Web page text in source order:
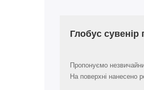
Глобус
Пропонуємо
На поверхні нанесено